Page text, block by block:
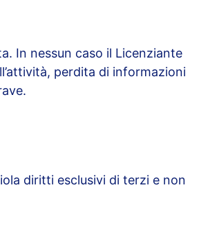
In nessun caso il Licenziante
perdita di informazioni
diritti esclusivi di terzi e non